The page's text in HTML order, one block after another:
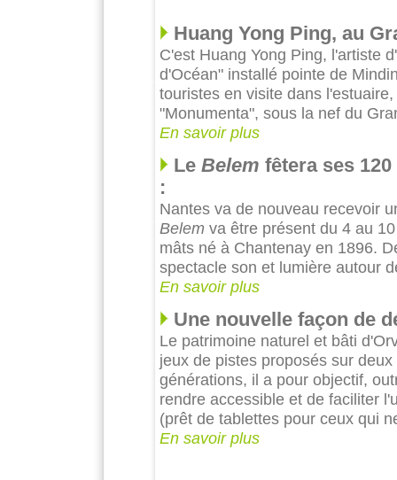
Huang Yong Ping, au
C'est Huang Yong Ping, l'artiste
d'Océan" installé pointe de
touristes en visite dans
"Monumenta", sous la nef du
En savoir plus
Le Belem fêtera ses
:
Nantes va de nouveau recevoir
Belem va être présent du 4 au
mâts né à Chantenay en 1896.
spectacle son et lumière autour
En savoir plus
Une nouvelle façon de
Le patrimoine naturel et bâti
jeux de pistes proposés sur
générations, il a pour objectif,
rendre accessible et de faciliter
(prêt de tablettes pour ceux qui
En savoir plus